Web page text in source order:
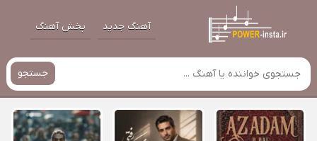
آهنگ جدید پخش آهنگ
جستجو